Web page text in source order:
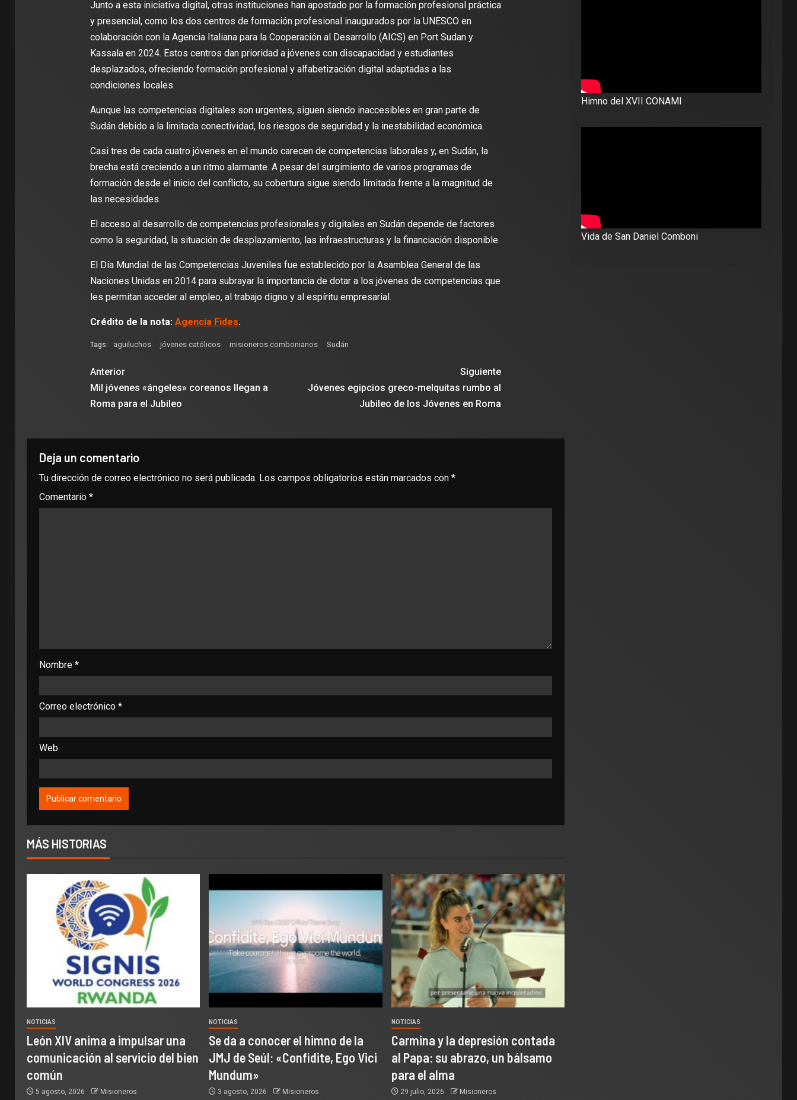
Junto a esta iniciativa digital, otras instituciones han apostado por la formación profesional práctica
y presencial, como los dos centros de formación profesional inaugurados por la UNESCO en
colaboración con la Agencia Italiana para la Cooperación al Desarrollo (AICS) en Port Sudan y
Kassala en 2024. Estos centros dan prioridad a jóvenes con discapacidad y estudiantes
desplazados, ofreciendo formación profesional y alfabetización digital adaptadas a las
condiciones locales.
Aunque las competencias digitales son urgentes, siguen siendo inaccesibles en gran parte de
Sudán debido a la limitada conectividad, los riesgos de seguridad y la inestabilidad económica.
Casi tres de cada cuatro jóvenes en el mundo carecen de competencias laborales y, en Sudán, la
brecha está creciendo a un ritmo alarmante. A pesar del surgimiento de varios programas de
formación desde el inicio del conflicto, su cobertura sigue siendo limitada frente a la magnitud de
las necesidades.
El acceso al desarrollo de competencias profesionales y digitales en Sudán depende de factores
como la seguridad, la situación de desplazamiento, las infraestructuras y la financiación disponible.
El Día Mundial de las Competencias Juveniles fue establecido por la Asamblea General de las
Naciones Unidas en 2014 para subrayar la importancia de dotar a los jóvenes de competencias que
les permitan acceder al empleo, al trabajo digno y al espíritu empresarial.
Crédito de la nota: Agencia Fides.
Tags: aguiluchos jóvenes católicos misioneros combonianos Sudán
Anterior
Mil jóvenes «ángeles» coreanos llegan a
Roma para el Jubileo
Siguiente
Jóvenes egipcios greco-melquitas rumbo al
Jubileo de los Jóvenes en Roma
Deja un comentario
Tu dirección de correo electrónico no será publicada. Los campos obligatorios están marcados con *
Comentario *
Nombre *
Correo electrónico *
Web
MÁS HISTORIAS
NOTICIAS
León XIV anima a impulsar una
comunicación al servicio del bien
común
5 agosto, 2026 Misioneros
NOTICIAS
Se da a conocer el himno de la
JMJ de Seúl: «Confidite, Ego Vici
Mundum»
3 agosto, 2026 Misioneros
NOTICIAS
Carmina y la depresión contada
al Papa: su abrazo, un bálsamo
para el alma
29 julio, 2026 Misioneros
Himno del XVII CONAMI
Vida de San Daniel Comboni